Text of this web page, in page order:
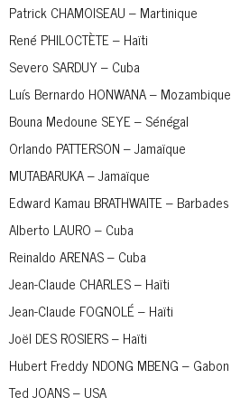
Patrick CHAMOISEAU – Martinique
René PHILOCTÈTE – Haïti
Severo SARDUY – Cuba
Luís Bernardo HONWANA – Mozambique
Bouna Medoune SEYE – Sénégal
Orlando PATTERSON – Jamaïque
MUTABARUKA – Jamaïque
Edward Kamau BRATHWAITE – Barbades
Alberto LAURO – Cuba
Reinaldo ARENAS – Cuba
Jean-Claude CHARLES – Haïti
Jean-Claude FOGNOLÉ – Haïti
Joël DES ROSIERS – Haïti
Hubert Freddy NDONG MBENG – Gabon
Ted JOANS – USA